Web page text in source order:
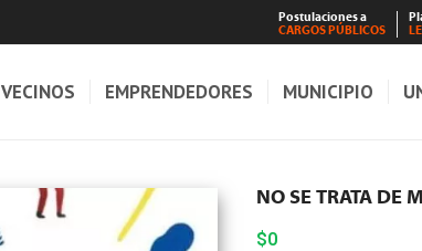
Postulaciones a
CARGOS PÚBLICOS
VECINOS EMPRENDEDORES MUNICIPIO
NO SE TRATA DE
$0